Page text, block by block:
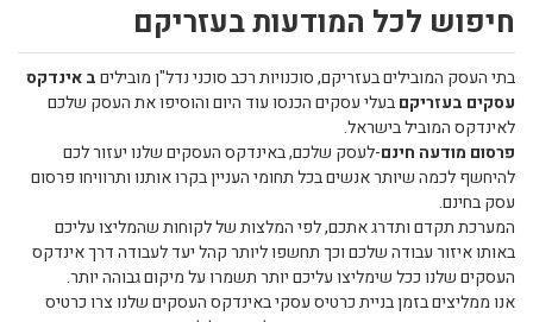
חיפוש לכל המודעות בעזריקם
בתי העסק המובילים בעזריקם, סוכנויות רכב סוכני נדל"ן מוביליםב אינדקס
עסקים בעזריקםבעלי עסקים הכנסו עוד היום והוסיפו את העסק שלכם
לאינדקס המוביל בישראל.
פרסום מודעה חינם-לעסק שלכם, באינדקס העסקים שלנו יעזור לכם
להיחשף לכמה שיותר אנשים בכל תחומי העניין בקרו אותנו ותרוויחו פרסום
עסק בחינם.
המערכת תקדם ותדרג אתכם, לפי המלצות של לקוחות שהמליצו עליכם
באותו איזור עבודה שלכם וכך תחשפו ליותר קהל יעד לעבודה דרך אינדקס
העסקים שלנו ככל שימליצו עליכם יותר תשמרו על מיקום גבוהה יותר.
אנו ממליצים בזמן בניית כרטיס עסקי באינדקס העסקים שלנו צרו כרטיס